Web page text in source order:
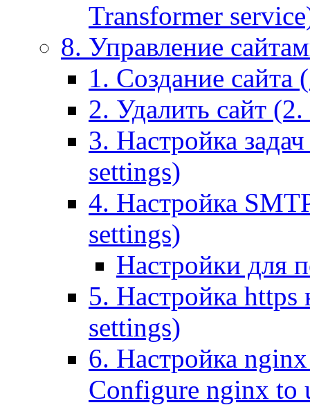
Transformer
8. Управление
1. Создание сайта
2. Удалить сайт
3. Настройка
settings)
4. Настройка
settings)
Настройки для
5. Настройка https
settings)
6. Настройка
Configure nginx to